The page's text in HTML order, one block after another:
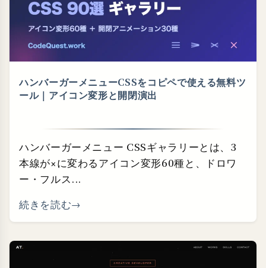
ハンバーガーメニューCSSをコピペで使える無料ツ
ール｜アイコン変形と開閉演出
ハンバーガーメニュー CSSギャラリーとは、3
本線が×に変わるアイコン変形60種と、ドロワ
ー・フルス...
続きを読む